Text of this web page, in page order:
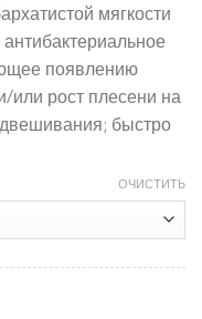
мягкости
появлению
или рост плесени на
быстро
ОЧИСТИТЬ
- морская волна